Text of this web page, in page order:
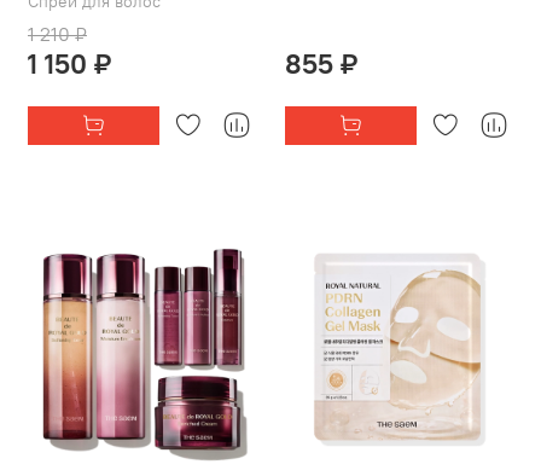
1 210 ₽
1 150 ₽ 855 ₽